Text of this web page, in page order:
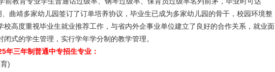
、曲靖多家幼儿园签订了订单培养协议，毕业生已成为多家幼儿园的骨干，校园环境整
校高度重视毕业生就业推荐工作，与省内外企事业单位建立了良好的合作关系，就业面
闭式的学生管理，实行学年学分制的教学管理。
年三年制普通中专招生专业：
)